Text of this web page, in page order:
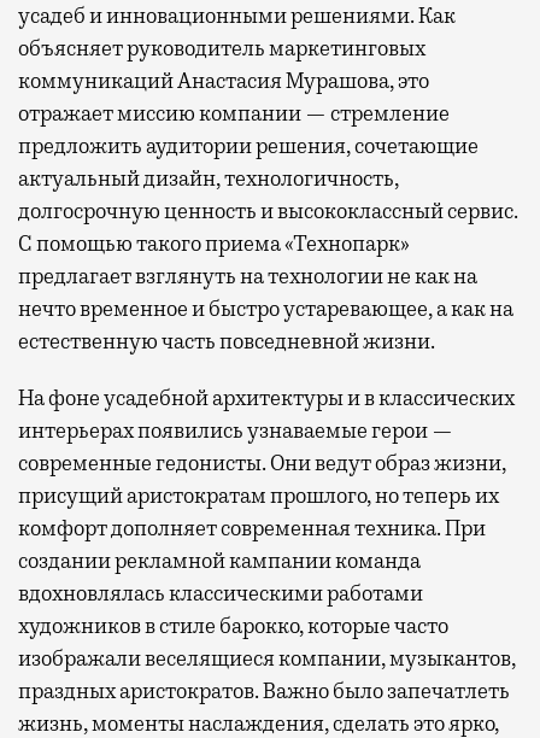
усадеб и инновационными решениями. Как
объясняет руководитель маркетинговых
коммуникаций Анастасия Мурашова, это
отражает миссию компании — стремление
предложить аудитории решения, сочетающие
актуальный дизайн, технологичность,
долгосрочную ценность и высококлассный сервис.
С помощью такого приема «Технопарк»
предлагает взглянуть на технологии не как на
нечто временное и быстро устаревающее, а как на
естественную часть повседневной жизни.
На фоне усадебной архитектуры и в классических
интерьерах появились узнаваемые герои —
современные гедонисты. Они ведут образ жизни,
присущий аристократам прошлого, но теперь их
комфорт дополняет современная техника. При
создании рекламной кампании команда
вдохновлялась классическими работами
художников в стиле барокко, которые часто
изображали веселящиеся компании, музыкантов,
праздных аристократов. Важно было запечатлеть
жизнь, моменты наслаждения, сделать это ярко,